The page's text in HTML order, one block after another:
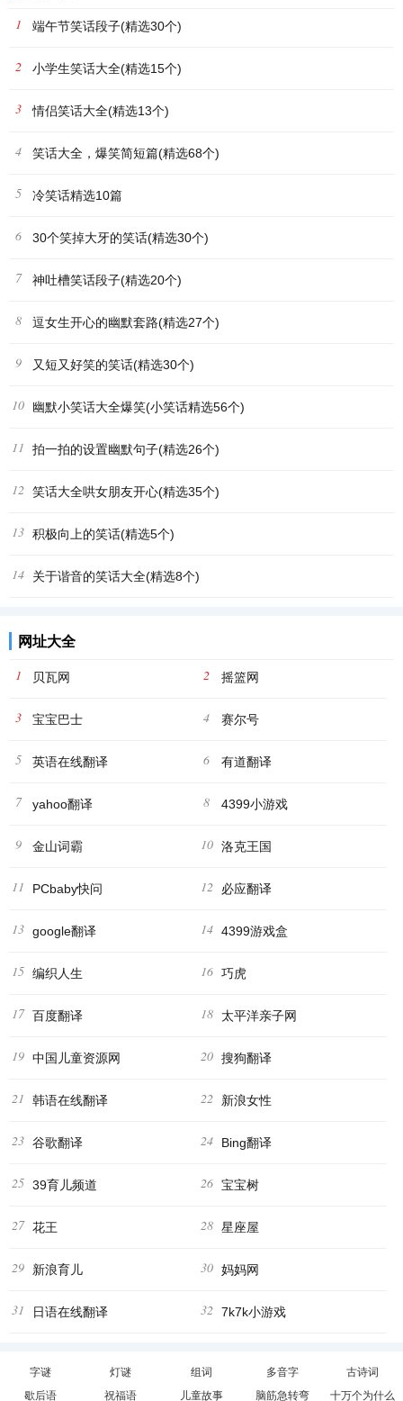
1 端午节笑话段子(精选30个)
2 小学生笑话大全(精选15个)
3 情侣笑话大全(精选13个)
4 笑话大全，爆笑简短篇(精选68个)
5 冷笑话精选10篇
6 30个笑掉大牙的笑话(精选30个)
7 神吐槽笑话段子(精选20个)
8 逗女生开心的幽默套路(精选27个)
9 又短又好笑的笑话(精选30个)
10 幽默小笑话大全爆笑(小笑话精选56个)
11 拍一拍的设置幽默句子(精选26个)
12 笑话大全哄女朋友开心(精选35个)
13 积极向上的笑话(精选5个)
14 关于谐音的笑话大全(精选8个)
网址大全
1 贝瓦网 2 摇篮网
3 宝宝巴士 4 赛尔号
5 英语在线翻译 6 有道翻译
7 yahoo翻译 8 4399小游戏
9 金山词霸 10 洛克王国
11 PCbaby快问 12 必应翻译
13 google翻译 14 4399游戏盒
15 编织人生 16 巧虎
17 百度翻译 18 太平洋亲子网
19 中国儿童资源网 20 搜狗翻译
21 韩语在线翻译 22 新浪女性
23 谷歌翻译 24 Bing翻译
25 39育儿频道 26 宝宝树
27 花王 28 星座屋
29 新浪育儿 30 妈妈网
31 日语在线翻译 32 7k7k小游戏
字谜 灯谜 组词 多音字
古诗词
歇后语
祝福语 儿童故事 脑筋急转弯 十万个为什么